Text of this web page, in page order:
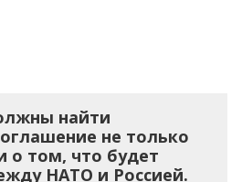
найти
не только
о том, что будет
НАТО и Россией.